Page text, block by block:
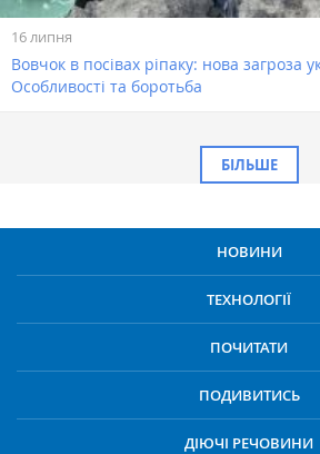
16 липня
Вовчок в посівах ріпаку: нова загроза
Особливості та боротьба
БІЛЬШЕ
НОВИНИ
ТЕХНОЛОГІЇ
ПОЧИТАТИ
ПОДИВИТИСЬ
ДІЮЧІ РЕЧОВИНИ